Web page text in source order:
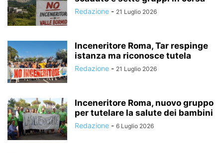
Redazione - 21 Luglio 2026
Inceneritore Roma, Tar respinge
istanza ma riconosce tutela
Redazione - 21 Luglio 2026
Inceneritore Roma, nuovo gruppo
per tutelare la salute dei bambini
Redazione - 6 Luglio 2026